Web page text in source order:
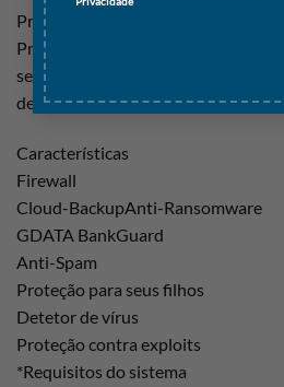
Proteção contra exploits
Proteja o seu computador contra a
segurança em aplicações do Office
de criminosos, por exemplo.
Características
Firewall
Cloud-BackupAnti-Ransomware
GDATA BankGuard
Anti-Spam
Proteção para seus filhos
Detetor de vírus
Proteção contra exploits
*Requisitos do sistema